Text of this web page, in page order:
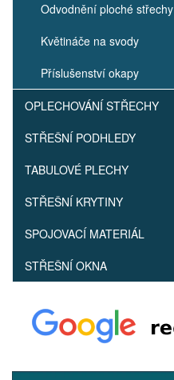
Odvodnění ploché střechy
Květináče na svody
Příslušenství okapy
OPLECHOVÁNÍ STŘECHY
STŘEŠNÍ PODHLEDY
TABULOVÉ PLECHY
STŘEŠNÍ KRYTINY
SPOJOVACÍ MATERIÁL
STŘEŠNÍ OKNA